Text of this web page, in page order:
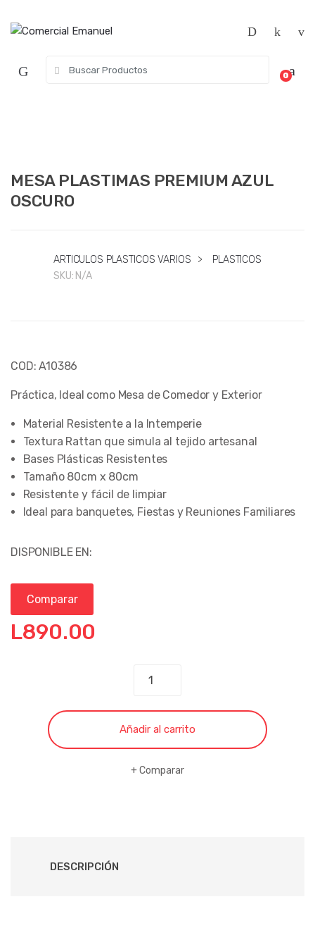
de:
0
MESA PLASTIMAS PREMIUM AZUL
OSCURO
ARTICULOS PLASTICOS VARIOS >
PLASTICOS
SKU: N/A
COD: A10386
Práctica, Ideal como Mesa de Comedor y Exterior
Material Resistente a la Intemperie
Textura Rattan que simula al tejido artesanal
Bases Plásticas Resistentes
Tamaño 80cm x 80cm
Resistente y fácil de limpiar
Ideal para banquetes, Fiestas y Reuniones Familiares
DISPONIBLE EN:
Comparar
L890.00
MESA
PREMIUM
AZUL
Añadir al carrito
Comparar
DESCRIPCIÓN